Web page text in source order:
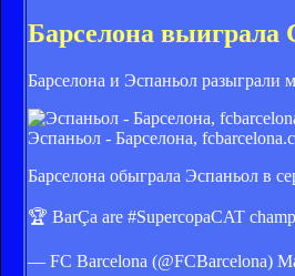
Барселона выиграла
Барселона и Эспаньол разыграли
Эспаньол - Барселона,
Барселона обыграла Эспаньол в
🏆 BarÇa are #SupercopaCAT
— FC Barcelona (@FCBarcelona)